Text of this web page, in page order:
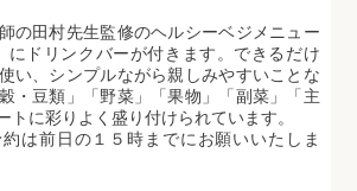
の田村先生監修のヘルシーベジメニュー
にドリンクバーが付きます。できるだけ
い、シンプルながら親しみやすいことな
・豆類」「野菜」「果物」「副菜」「主
トに彩りよく盛り付けられています。
は前日の１５時までにお願いいたしま